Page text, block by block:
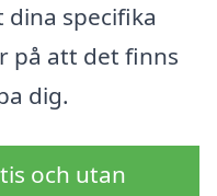
dina specifika
på att det finns
dig.
och utan